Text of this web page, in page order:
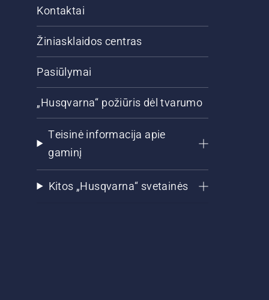
Kontaktai
Žiniasklaidos centras
Pasiūlymai
„Husqvarna“ požiūris dėl tvarumo
Teisinė informacija apie
gaminį
Kitos „Husqvarna“ svetainės